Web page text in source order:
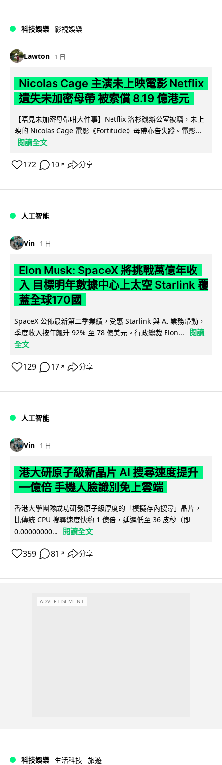
科技娛樂 影視娛樂
Lawton 1 日
Nicolas Cage 主演未上映電影 Netflix
遺失未加密母帶 被索償 8.19 億港元
【唔見未加密母帶咁大件事】Netflix 洛杉磯辦公室被竊，未上
映的 Nicolas Cage 電影《Fortitude》母帶亦告失蹤。電影...
閱讀全文
172 10 ↗ 分享
人工智能
Vin 1 日
Elon Musk: SpaceX 將挑戰萬億年收
入 目標明年數據中心上太空 Starlink 覆
蓋全球170國
SpaceX 公佈最新第二季業績，受惠 Starlink 與 AI 業務帶動，
季度收入按年飆升 92% 至 78 億美元。行政總裁 Elon...
閱讀
全文
129 17 ↗ 分享
人工智能
Vin 1 日
港大研原子級新晶片 AI 搜尋速度提升
一億倍 手機人臉識別免上雲端
香港大學團隊成功研發原子級厚度的「模擬存內搜尋」晶片，
比傳統 CPU 搜尋速度快約 1 億倍，延遲低至 36 皮秒（即
0.00000000...
閱讀全文
359 81 ↗ 分享
ADVERTISEMENT
科技娛樂 生活科技 旅遊